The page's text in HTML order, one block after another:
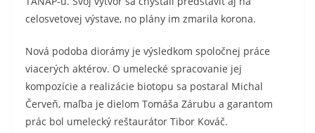
celosvetovej výstave, no plány im zmarila korona.
Nová podoba diorámy je výsledkom spoločnej práce
viacerých aktérov. O umelecké spracovanie jej
kompozície a realizácie biotopu sa postaral Michal
Červeň, maľba je dielom Tomáša Zárubu a garantom
prác bol umelecký reštaurátor Tibor Kováč.